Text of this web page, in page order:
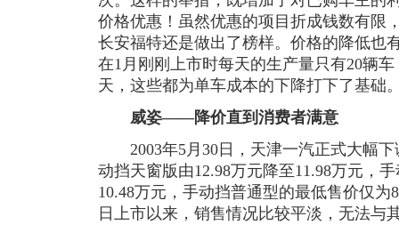
价格优惠！虽然优惠的项目折成钱数有限
长安福特还是做出了榜样。价格的降低也
在1月刚刚上市时每天的生产量只有20辆
天，这些都为单车成本的下降打下了基础
威姿——降价直到消费者满意
2003年5月30日，天津一汽正式大幅下
动挡天窗版由12.98万元降至11.98万元，
10.48万元，手动挡普通型的最低售价仅为
日上市以来，销售情况比较平淡，无法与